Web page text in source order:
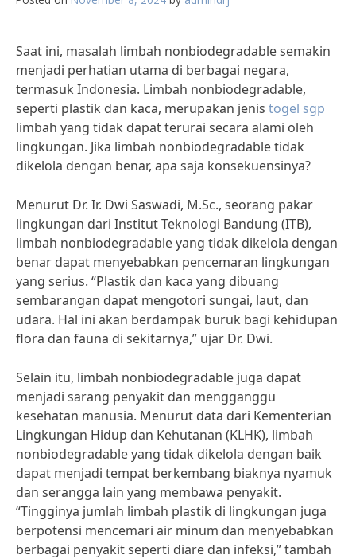
Saat ini, masalah limbah nonbiodegradable semakin
menjadi perhatian utama di berbagai negara,
termasuk Indonesia. Limbah nonbiodegradable,
seperti plastik dan kaca, merupakan jenis togel sgp
limbah yang tidak dapat terurai secara alami oleh
lingkungan. Jika limbah nonbiodegradable tidak
dikelola dengan benar, apa saja konsekuensinya?
Menurut Dr. Ir. Dwi Saswadi, M.Sc., seorang pakar
lingkungan dari Institut Teknologi Bandung (ITB),
limbah nonbiodegradable yang tidak dikelola dengan
benar dapat menyebabkan pencemaran lingkungan
yang serius. “Plastik dan kaca yang dibuang
sembarangan dapat mengotori sungai, laut, dan
udara. Hal ini akan berdampak buruk bagi kehidupan
flora dan fauna di sekitarnya,” ujar Dr. Dwi.
Selain itu, limbah nonbiodegradable juga dapat
menjadi sarang penyakit dan mengganggu
kesehatan manusia. Menurut data dari Kementerian
Lingkungan Hidup dan Kehutanan (KLHK), limbah
nonbiodegradable yang tidak dikelola dengan baik
dapat menjadi tempat berkembang biaknya nyamuk
dan serangga lain yang membawa penyakit.
“Tingginya jumlah limbah plastik di lingkungan juga
berpotensi mencemari air minum dan menyebabkan
berbagai penyakit seperti diare dan infeksi,” tambah